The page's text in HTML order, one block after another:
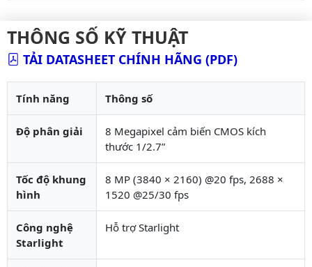
THÔNG SỐ KỸ THUẬT
TẢI DATASHEET CHÍNH HÃNG (PDF)
Tính năng Thông số
Độ phân giải
8 Megapixel cảm biến CMOS kích
thước 1/2.7”
Tốc độ khung
hình
8 MP (3840 × 2160) @20 fps, 2688 ×
1520 @25/30 fps
Công nghệ
Starlight
Hỗ trợ Starlight